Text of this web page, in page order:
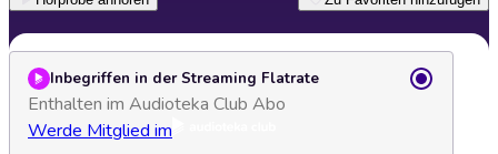
Inbegriffen in der Streaming Flatrate
Enthalten im Audioteka Club Abo
Werde Mitglied im